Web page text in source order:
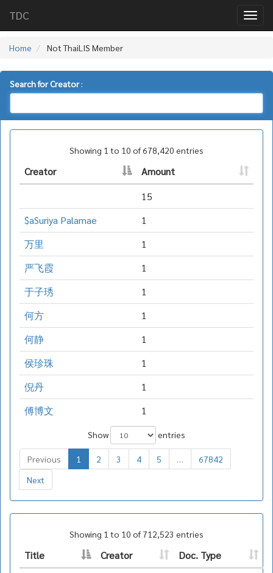
TDC
Home Not ThaiLIS Member
Search for Creator:
Showing 1 to 10 of 678,420 entries
Creator
Amount
15
$aSuriya Palamae
1
万里
1
严飞霞
1
于子琇
1
何方
1
何静
1
侯珍珠
1
倪丹
1
傅博文
1
Show entries
Previous 1 2 3 4 5 …
67842
Next
Showing 1 to 10 of 712,523 entries
Title Creator
Doc. Type